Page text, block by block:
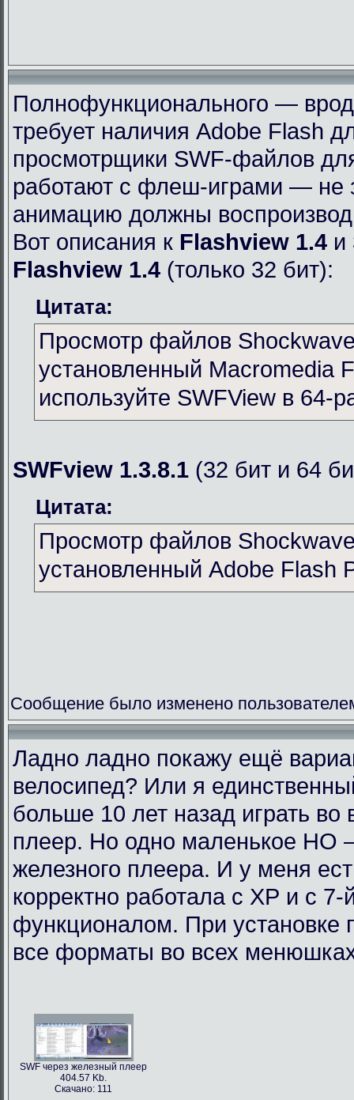
Полнофункционального —
требует наличия Adobe Flash
просмотрщики SWF-файлов
работают с флеш-играми —
анимацию должны
Вот описания к Flashview 1.4 и
Flashview 1.4 (только 32 бит):
Цитата:
Просмотр файлов
установленный Macromedia
используйте SWFView в 64-
SWFview 1.3.8.1 (32 бит и 64
Цитата:
Просмотр файлов
установленный Adobe Flash
Сообщение было изменено
Ладно ладно покажу ещё
велосипед? Или я
больше 10 лет назад играть
плеер. Но одно маленькое НО
железного плеера. И у меня
корректно работала с ХР и с
функционалом. При установке
все форматы во всех
SWF через железный плеер
404.57 Kb.
Скачано: 111